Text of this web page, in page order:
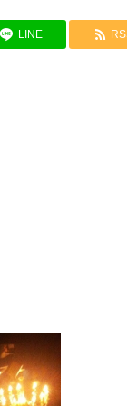
LINE